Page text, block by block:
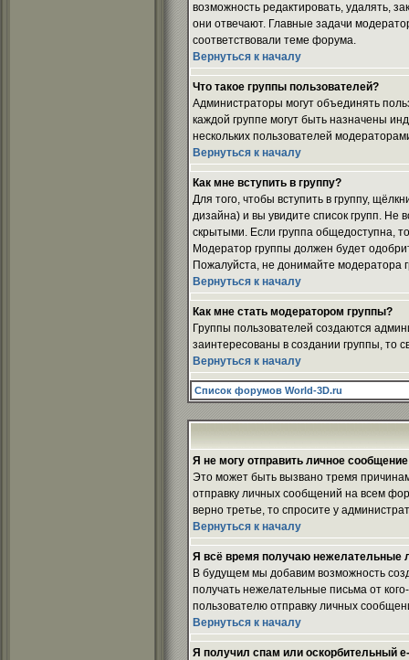
возможность редактировать, удалять,
они отвечают. Главные задачи
соответствовали теме форума.
Вернуться к началу
Что такое группы пользователей?
Администраторы могут объединять
каждой группе могут быть назначены
нескольких пользователей
Вернуться к началу
Как мне вступить в группу?
Для того, чтобы вступить в группу,
дизайна) и вы увидите список групп. Не
скрытыми. Если группа общедоступна,
Модератор группы должен будет
Пожалуйста, не донимайте модератора
Вернуться к началу
Как мне стать модератором группы?
Группы пользователей создаются
заинтересованы в создании группы, то
Вернуться к началу
Список форумов World-3D.ru
Я не могу отправить личное
Это может быть вызвано тремя
отправку личных сообщений на всем
верно третье, то спросите у
Вернуться к началу
Я всё время получаю нежелательные
В будущем мы добавим возможность
получать нежелательные письма от
пользователю отправку личных
Вернуться к началу
Я получил спам или оскорбительный